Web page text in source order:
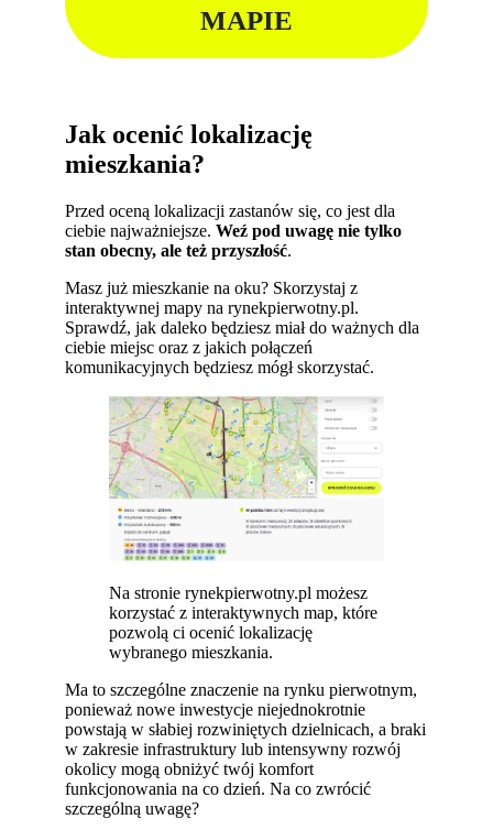
MAPIE
Jak ocenić lokalizację
mieszkania?
Przed oceną lokalizacji zastanów się, co jest dla
ciebie najważniejsze.Weź pod uwagę nie tylko
stan obecny, ale też przyszłość.
Masz już mieszkanie na oku? Skorzystaj z
interaktywnej mapy na rynekpierwotny.pl.
Sprawdź, jak daleko będziesz miał do ważnych dla
ciebie miejsc oraz z jakich połączeń
komunikacyjnych będziesz mógł skorzystać.
Na stronie rynekpierwotny.pl możesz
korzystać z interaktywnych map, które
pozwolą ci ocenić lokalizację
wybranego mieszkania.
Ma to szczególne znaczenie na rynku pierwotnym,
ponieważ nowe inwestycje niejednokrotnie
powstają w słabiej rozwiniętych dzielnicach, a braki
w zakresie infrastruktury lub intensywny rozwój
okolicy mogą obniżyć twój komfort
funkcjonowania na co dzień. Na co zwrócić
szczególną uwagę?